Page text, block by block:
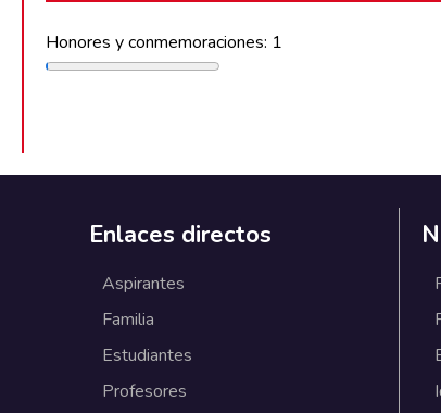
Honores y conmemoraciones: 1
Enlaces directos
Aspirantes
Familia
Estudiantes
Profesores